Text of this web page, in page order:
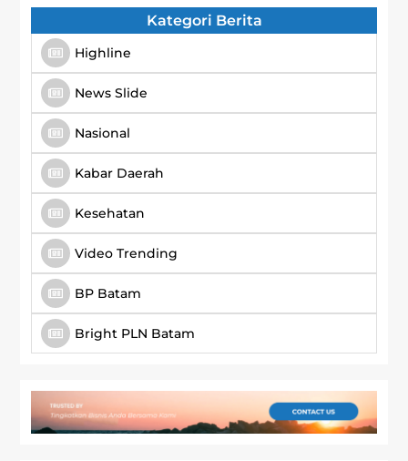
Kategori Berita
Highline
News Slide
Nasional
Kabar Daerah
Kesehatan
Video Trending
BP Batam
Bright PLN Batam